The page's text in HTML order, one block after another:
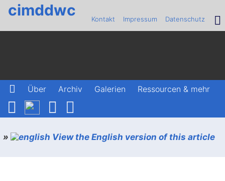
cimddwc Kontakt Impressum Datenschutz
Über Archiv Galerien Ressourcen & mehr
» View the English version of this article